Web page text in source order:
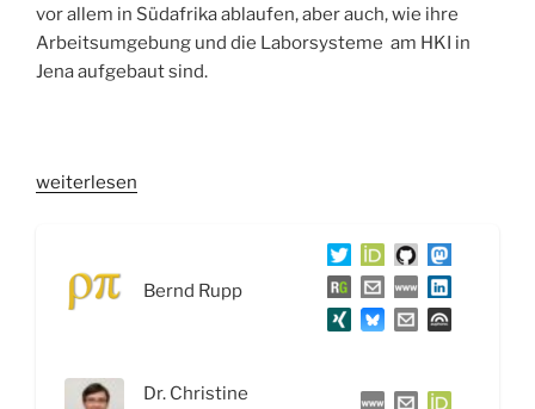
vor allem in Südafrika ablaufen, aber auch, wie ihre
Arbeitsumgebung und die Laborsysteme am HKI in
Jena aufgebaut sind.
„WSR032
Systemen
weiterlesen
Bernd Rupp
Dr. Christine